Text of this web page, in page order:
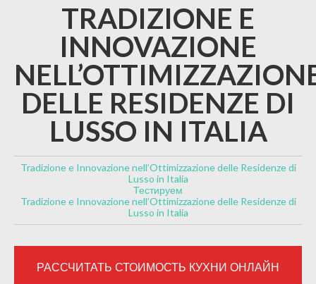
TRADIZIONE E
INNOVAZIONE
DELLE RESIDENZE DI
LUSSO IN ITALIA
Tradizione e Innovazione nell’Ottimizzazione delle Residenze di
Lusso in Italia
Тестируем
Tradizione e Innovazione nell’Ottimizzazione delle Residenze di
Lusso in Italia
РАССЧИТАТЬ СТОИМОСТЬ КУХНИ ОНЛАЙН